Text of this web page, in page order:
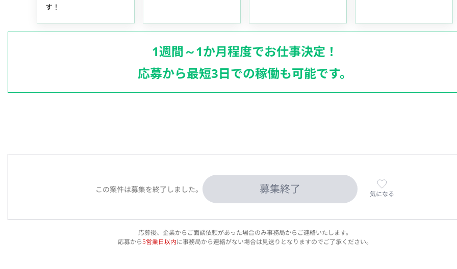
す！
1週間～1か月程度でお仕事決定！
応募から最短3日での稼働も可能です。
この案件は募集を終了しました。 募集終了 気になる
応募後、企業からご面談依頼があった場合のみ事務局からご連絡いたします。
応募から5営業日以内に事務局から連絡がない場合は見送りとなりますのでご了承ください。